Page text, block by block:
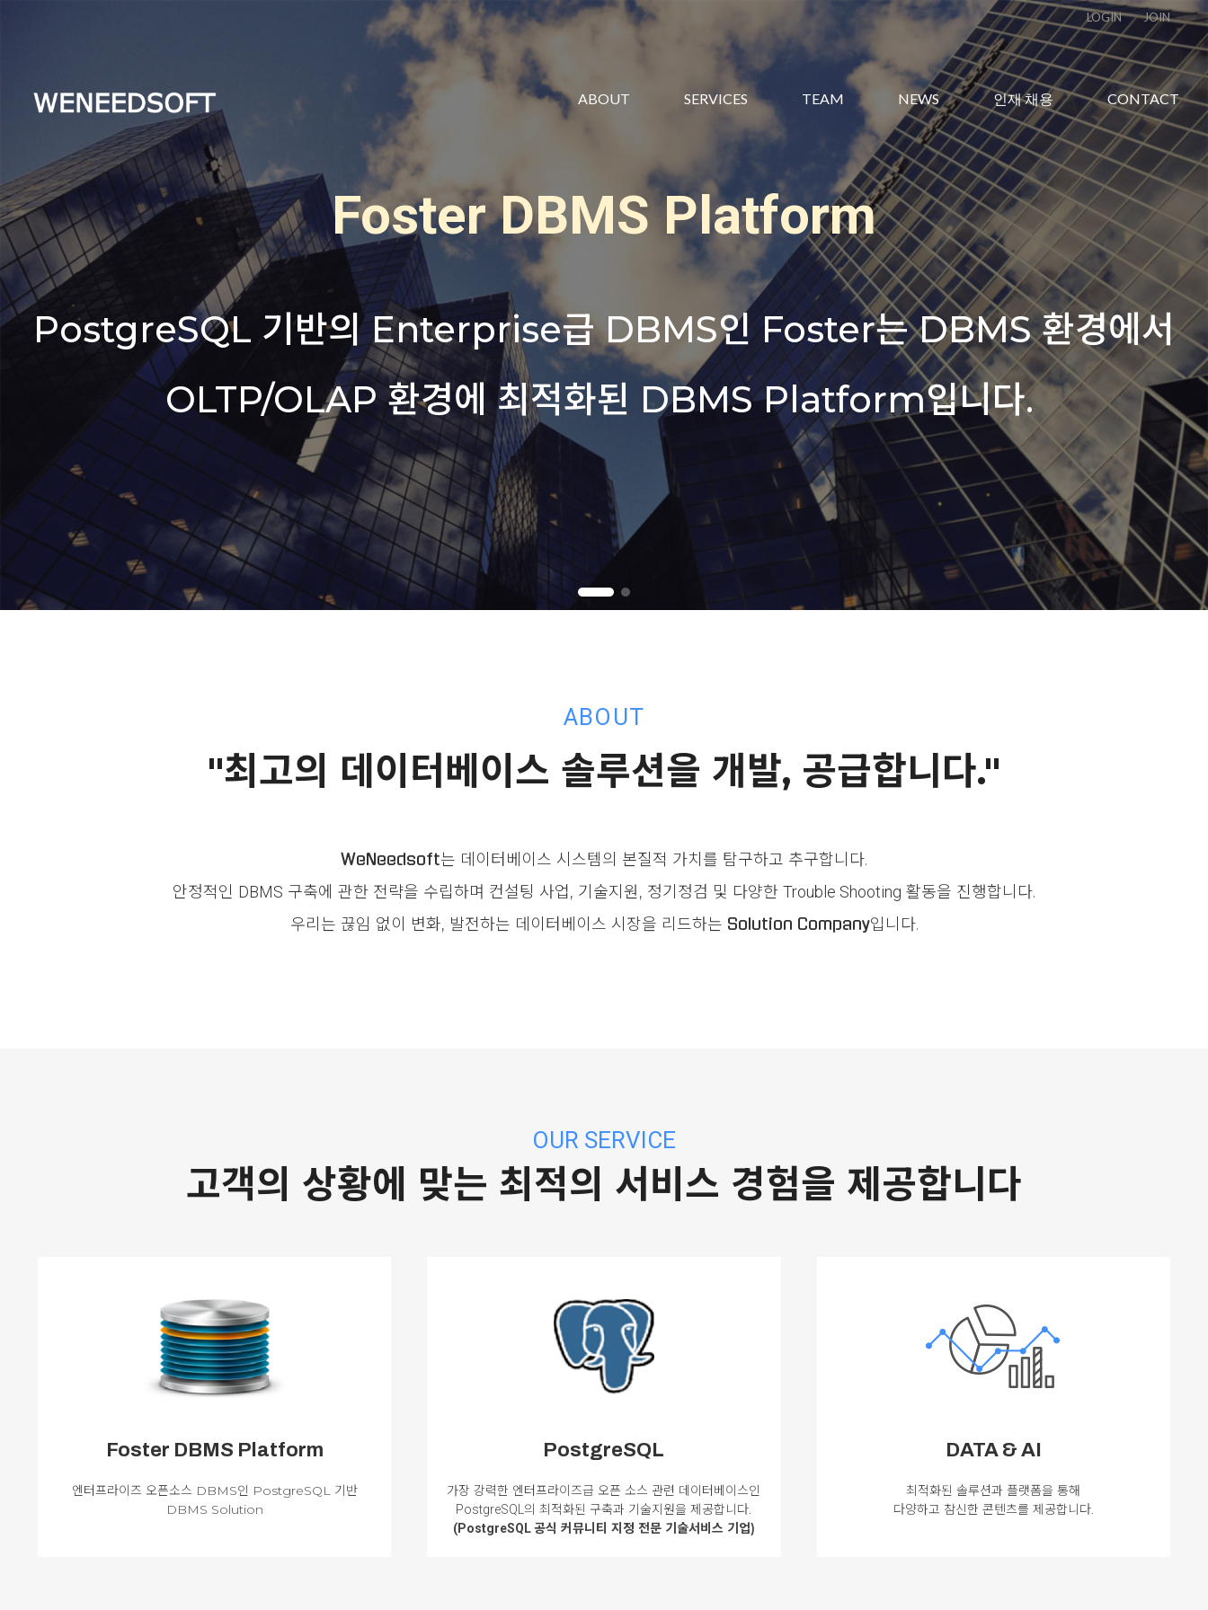
LOGIN JOIN
ABOUT SERVICES TEAM NEWS 인재 채용 CONTACT
Foster DBMS Platform
PostgreSQL 기반의 Enterprise급 DBMS인 Foster는 DBMS 환경에서
OLTP/OLAP 환경에 최적화된 DBMS Platform입니다.
Foster DBMS Platform
PostgreSQL 기반의 Enterprise급 DBMS인 Foster는 DBMS 환경에서
OLTP/OLAP 환경에 최적화된 DBMS Platform입니다.
1
ABOUT
"최고의 데이터베이스 솔루션을 개발, 공급합니다."
WeNeedsoft는 데이터베이스 시스템의 본질적 가치를 탐구하고 추구합니다.
안정적인 DBMS 구축에 관한 전략을 수립하며 컨설팅 사업, 기술지원, 정기정검 및 다양한 Trouble Shooting 활동을 진행합니다.
우리는 끊임 없이 변화, 발전하는 데이터베이스 시장을 리드하는 Solution Company입니다.
OUR SERVICE
고객의 상황에 맞는 최적의 서비스 경험을 제공합니다
Foster DBMS Platform
엔터프라이즈 오픈소스 DBMS인 PostgreSQL 기반
DBMS Solution
PostgreSQL
가장 강력한 엔터프라이즈급 오픈 소스 관련 데이터베이스인
PostgreSQL의 최적화된 구축과 기술지원을 제공합니다.
(PostgreSQL공식 커뮤니티 지정 전문 기술서비스 기업)
DATA & AI
최적화된 솔루션과 플랫폼을 통해
다양하고 참신한 콘텐츠를 제공합니다.